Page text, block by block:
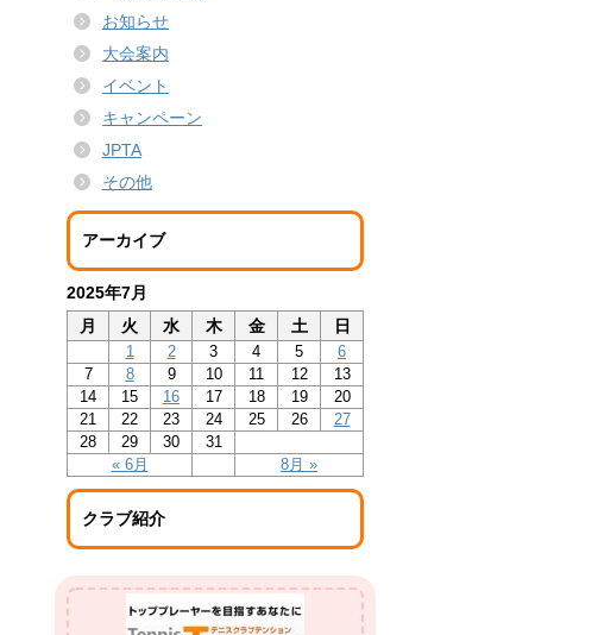
お知らせ
大会案内
イベント
キャンペーン
JPTA
その他
アーカイブ
2025年7月
月
火 水 木 金 土 日
« 6月 8月 »
1 2 3 4 5
6
7
8 9 10 11 12
13
14
15 16 17 18 19
20
21
22 23 24 25 26
27
28
29 30 31
クラブ紹介